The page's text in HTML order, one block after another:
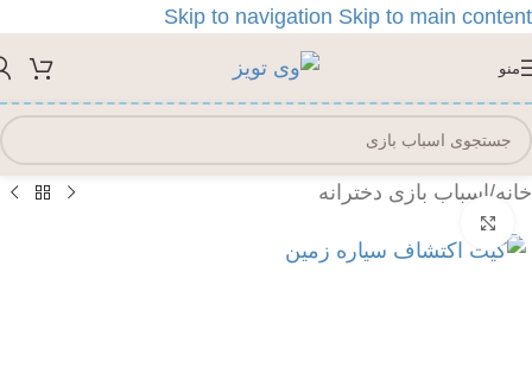
Skip to navigation Skip to main content
منو
خانه/اسباب بازی دخترانه